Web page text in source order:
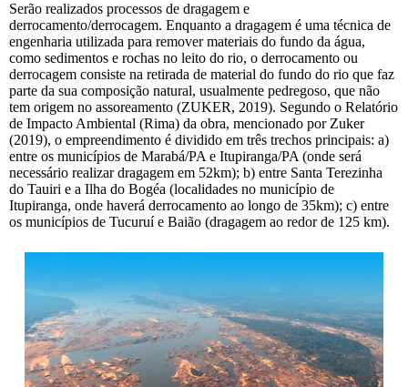
Serão realizados processos de dragagem e
derrocamento/derrocagem. Enquanto a dragagem é uma técnica de
engenharia utilizada para remover materiais do fundo da água,
como sedimentos e rochas no leito do rio, o derrocamento ou
derrocagem consiste na retirada de material do fundo do rio que faz
parte da sua composição natural, usualmente pedregoso, que não
tem origem no assoreamento (ZUKER, 2019). Segundo o Relatório
de Impacto Ambiental (Rima) da obra, mencionado por Zuker
(2019), o empreendimento é dividido em três trechos principais: a)
entre os municípios de Marabá/PA e Itupiranga/PA (onde será
necessário realizar dragagem em 52km); b) entre Santa Terezinha
do Tauiri e a Ilha do Bogéa (localidades no município de
Itupiranga, onde haverá derrocamento ao longo de 35km); c) entre
os municípios de Tucuruí e Baião (dragagem ao redor de 125 km).